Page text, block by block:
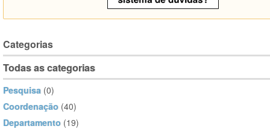
Categorias
Todas as categorias
Pesquisa (0)
Coordenação (40)
Departamento (19)